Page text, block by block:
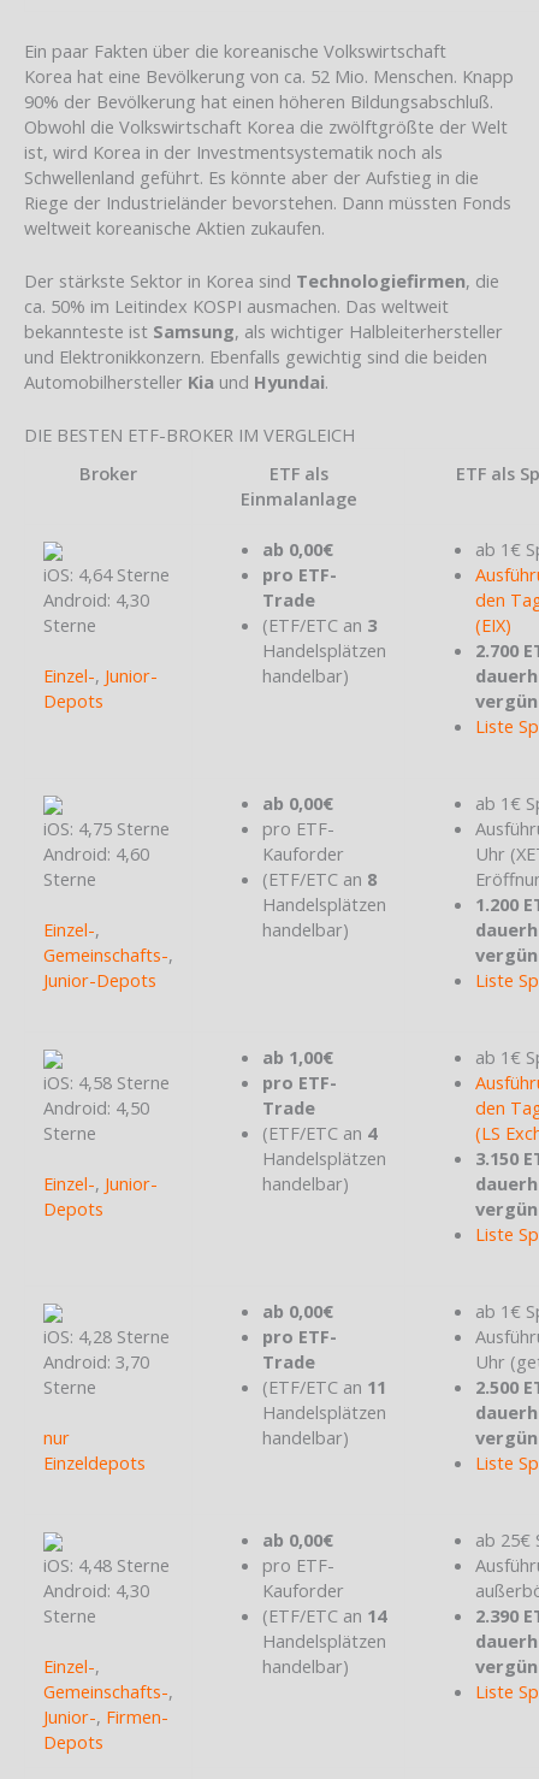
Ein paar Fakten über die koreanische Volkswirtschaft
Korea hat eine Bevölkerung von ca. 52 Mio. Menschen. Knapp
90% der Bevölkerung hat einen höheren Bildungsabschluß.
Obwohl die Volkswirtschaft Korea die zwölftgrößte der Welt
ist, wird Korea in der Investmentsystematik noch als
Schwellenland geführt. Es könnte aber der Aufstieg in die
Riege der Industrieländer bevorstehen. Dann müssten Fonds
weltweit koreanische Aktien zukaufen.
Der stärkste Sektor in Korea sind Technologiefirmen, die
ca. 50% im Leitindex KOSPI ausmachen. Das weltweit
bekannteste ist Samsung, als wichtiger Halbleiterhersteller
und Elektronikkonzern. Ebenfalls gewichtig sind die beiden
Automobilhersteller Kia und Hyundai.
DIE BESTEN ETF-BROKER IM VERGLEICH
Broker
ETF als
Einmalanlage
ETF als
iOS: 4,64 Sterne
Android: 4,30
Sterne
Einzel-, Junior-
Depots
ab 0,00€
pro ETF-
Trade
(ETF/ETC an 3
Handelsplätzen
handelbar)
ab 1€
den
(EIX)
2.700
Liste
iOS: 4,75 Sterne
Android: 4,60
Sterne
Einzel-,
Gemeinschafts-,
Junior-Depots
ab 0,00€
pro ETF-
Kauforder
(ETF/ETC an 8
Handelsplätzen
handelbar)
ab 1€
Uhr
1.200
Liste
iOS: 4,58 Sterne
Android: 4,50
Sterne
Einzel-, Junior-
Depots
ab 1,00€
pro ETF-
Trade
(ETF/ETC an 4
Handelsplätzen
handelbar)
ab 1€
den
(LS
3.150
Liste
iOS: 4,28 Sterne
Android: 3,70
Sterne
nur
Einzeldepots
ab 0,00€
pro ETF-
Trade
(ETF/ETC an 11
Handelsplätzen
handelbar)
ab 1€
Uhr
2.500
Liste
iOS: 4,48 Sterne
Android: 4,30
Sterne
Einzel-,
Gemeinschafts-,
Junior-, Firmen-
Depots
ab 0,00€
pro ETF-
Kauforder
(ETF/ETC an 14
Handelsplätzen
handelbar)
ab 25€
2.390
Liste